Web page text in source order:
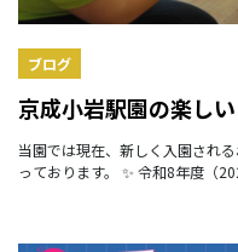
ブログ
京成小岩駅園の楽し
当園では現在、新しく入園され
っております。 ✨ 令和8年度（